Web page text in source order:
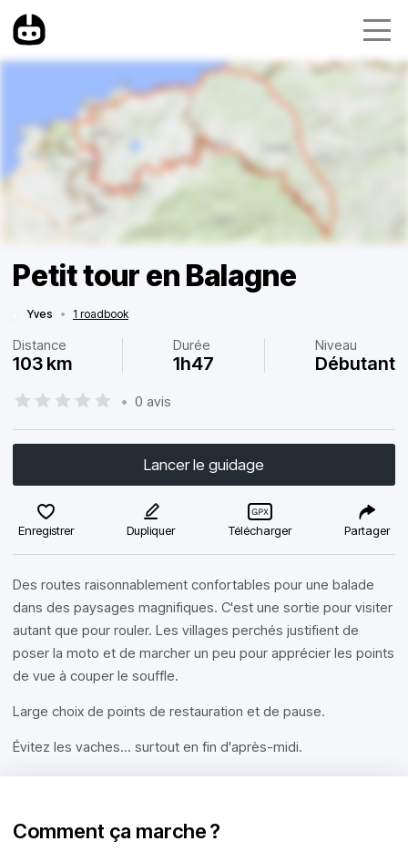
Petit tour en Balagne
Yves • 1 roadbook
Distance
103 km
Durée
1h47
Niveau
Débutant
• 0 avis
Lancer le guidage
Enregistrer Dupliquer Télécharger Partager
Des routes raisonnablement confortables pour une balade
dans des paysages magnifiques. C'est une sortie pour visiter
autant que pour rouler. Les villages perchés justifient de
poser la moto et de marcher un peu pour apprécier les points
de vue à couper le souffle.
Large choix de points de restauration et de pause.
Évitez les vaches... surtout en fin d'après-midi.
Comment ça marche ?